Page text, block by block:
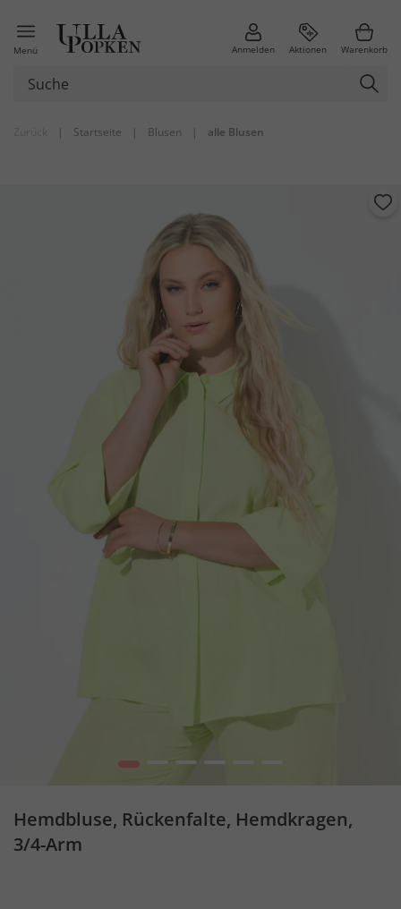
Menü Anmelden Aktionen Warenkorb
| Startseite | Blusen | alle Blusen
1 2 3 4 5 6
Hemdbluse, Rückenfalte, Hemdkragen,
3/4-Arm